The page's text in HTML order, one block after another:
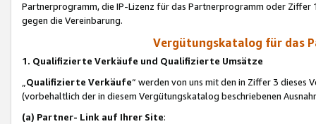
Partnerprogramm, die IP-Lizenz für das Partnerprogramm oder
gegen die Vereinbarung.
Vergütungskatalog für das
1. Qualifizierte Verkäufe und Qualifizierte Umsätze
Qualifizierte Verkäufe“ werden von uns mit den in Ziffer 3
(vorbehaltlich der in diesem Vergütungskatalog beschriebenen
(a) Partner- Link auf Ihrer Site: